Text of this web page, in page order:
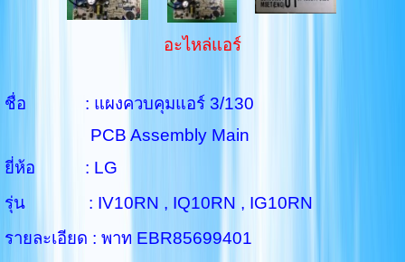
อะไหล่แอร์
ชื่อ : แผงควบคุมแอร์ 3/130
PCB Assembly Main
ยี่ห้อ : LG
รุ่น : IV10RN , IQ10RN , IG10RN
รายละเอียด : พาท EBR85699401